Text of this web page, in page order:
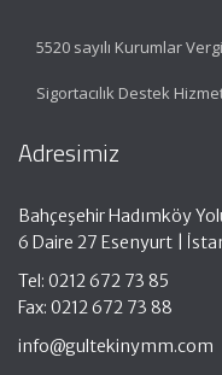
5520 sayılı Kurumlar
Sigortacılık Destek
Adresimiz
Bahçeşehir Hadımköy
6 Daire 27 Esenyurt |
Tel: 0212 672 73 85
Fax: 0212 672 73 88
info@gultekinymm.com